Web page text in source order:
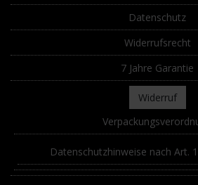
Datenschutz
Widerrufsrecht
7 Jahre Garantie
Widerruf
Datenschutzhinweise nach Art.